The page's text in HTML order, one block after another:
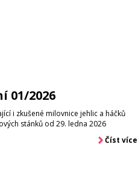
01/2026
i zkušené milovnice jehlic a háčků
stánků od 29. ledna 2026
Číst více